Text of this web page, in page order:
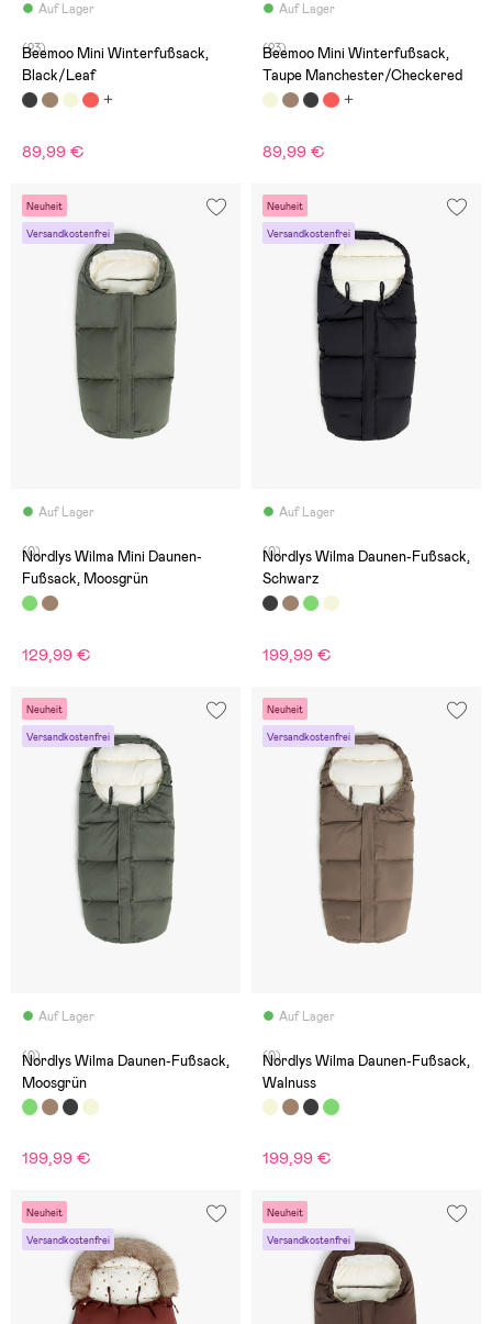
Auf Lager
(23)
Beemoo Mini Winterfußsack,
Black/Leaf
89,99 €
Auf Lager
(23)
Beemoo Mini Winterfußsack,
Taupe Manchester/Checkered
89,99 €
Neuheit
Versandkostenfrei
Auf Lager
(0)
Nordlys Wilma Mini Daunen-
Fußsack, Moosgrün
129,99 €
Neuheit
Versandkostenfrei
Auf Lager
(0)
Nordlys Wilma Daunen-Fußsack,
Schwarz
199,99 €
Neuheit
Versandkostenfrei
Auf Lager
(0)
Nordlys Wilma Daunen-Fußsack,
Moosgrün
199,99 €
Neuheit
Versandkostenfrei
Auf Lager
(0)
Nordlys Wilma Daunen-Fußsack,
Walnuss
199,99 €
Neuheit
Versandkostenfrei
Neuheit
Versandkostenfrei